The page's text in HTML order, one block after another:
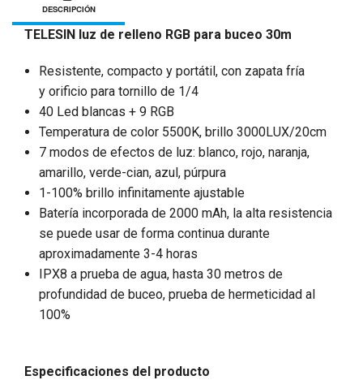
DESCRIPCIÓN
TELESIN luz de relleno RGB para buceo 30m
Resistente, compacto y portátil, con zapata fría
y orificio para tornillo de 1/4
40 Led blancas + 9 RGB
Temperatura de color 5500K, brillo 3000LUX/20cm
7 modos de efectos de luz: blanco, rojo, naranja,
amarillo, verde-cian, azul, púrpura
1-100% brillo infinitamente ajustable
Batería incorporada de 2000 mAh, la alta resistencia
se puede usar de forma continua durante
aproximadamente 3-4 horas
IPX8 a prueba de agua, hasta 30 metros de
profundidad de buceo, prueba de hermeticidad al
100%
Especificaciones del producto